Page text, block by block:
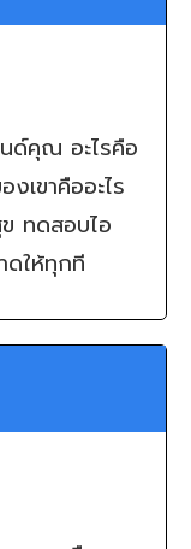
ด์คุณ อะไรคือ
เขาคืออะไร
ทดสอบไอ
ดให้ทุกที